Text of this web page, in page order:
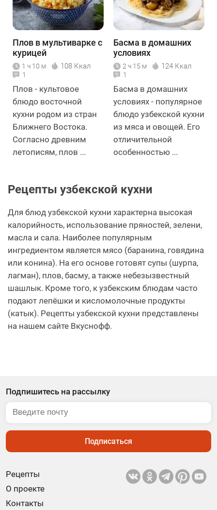
Плов в мультиварке с
курицей
1 ч 10 м 108 Ккал
1
Плов - культовое
блюдо восточной
кухни родом из стран
Ближнего Востока.
Согласно древним
летописям, плов ...
Басма в домашних
условиях
2 ч 15 м 124 Ккал
1
Басма в домашних
условиях - популярное
блюдо узбекской кухни
из мяса и овощей. Его
отличительной
особенностью ...
Рецепты узбекской кухни
Для блюд узбекской кухни характерна высокая
калорийность, использование пряностей, зелени,
масла и сала. Наиболее популярным
ингредиентом является мясо (баранина, говядина
или конина). На его основе готовят супы (шурпа,
лагман), плов, басму, а также небезызвестный
шашлык. Кроме того, к узбекским блюдам часто
подают лепёшки и кисломолочные продукты
(катык). Рецепты узбекской кухни представлены
на нашем сайте Вкуснофф.
Рецепты
О проекте
Контакты
Подпишитесь на рассылку
Подписаться